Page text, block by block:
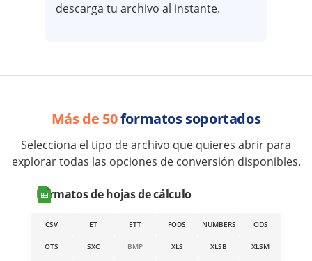
descarga tu archivo al instante.
Más de 50formatos soportados
Selecciona el tipo de archivo que quieres abrir para
explorar todas las opciones de conversión disponibles.
Formatos de hojas de cálculo
CSV ET ETT FODS NUMBERS ODS
OTS SXC BMP XLS XLSB XLSM